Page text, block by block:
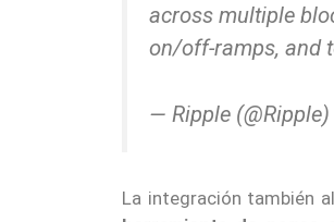
across multiple
on/off-ramps, and
— Ripple (@Ripple)
La integración también